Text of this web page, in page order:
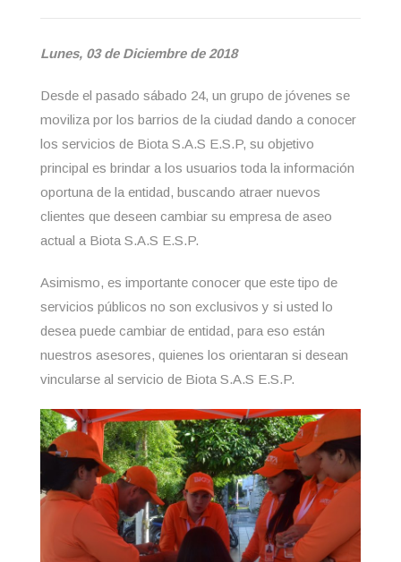
Lunes, 03 de Diciembre de 2018
Desde el pasado sábado 24, un grupo de jóvenes se
moviliza por los barrios de la ciudad dando a conocer
los servicios de Biota S.A.S E.S.P, su objetivo
principal es brindar a los usuarios toda la información
oportuna de la entidad, buscando atraer nuevos
clientes que deseen cambiar su empresa de aseo
actual a Biota S.A.S E.S.P.
Asimismo, es importante conocer que este tipo de
servicios públicos no son exclusivos y si usted lo
desea puede cambiar de entidad, para eso están
nuestros asesores, quienes los orientaran si desean
vincularse al servicio de Biota S.A.S E.S.P.